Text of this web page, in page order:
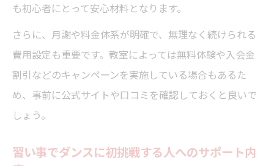
も初心者にとって安心材料となります。
さらに、月謝や料金体系が明確で、無理なく続けられる
費用設定も重要です。教室によっては無料体験や入会金
割引などのキャンペーンを実施している場合もあるた
め、事前に公式サイトや口コミを確認しておくと良いで
しょう。
習い事でダンスに初挑戦する人へのサポート内